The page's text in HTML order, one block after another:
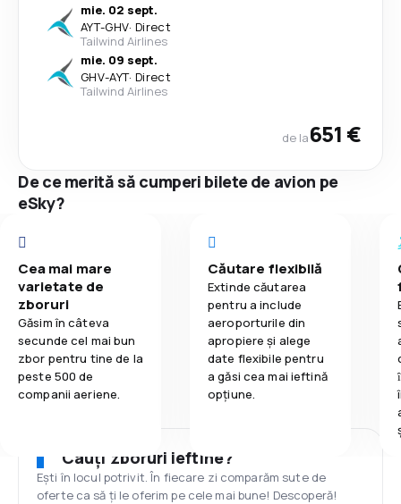
mie. 02 sept.
AYT-GHV· Direct
Tailwind Airlines
mie. 09 sept.
GHV-AYT· Direct
Tailwind Airlines
de la651 €
De ce merită să cumperi bilete de avion pe
eSky?
Cea mai mare
varietate de
zboruri
Găsim în câteva
secunde cel mai bun
zbor pentru tine de la
peste 500 de
companii aeriene.
Căutare flexibilă
Extinde căutarea
pentru a include
aeroporturile din
apropiere și alege
date flexibile pentru
a găsi cea mai ieftină
opțiune.
Cauți zboruri ieftine?
Ești în locul potrivit. În fiecare zi comparăm sute de
oferte ca să ți le oferim pe cele mai bune! Descoperă!